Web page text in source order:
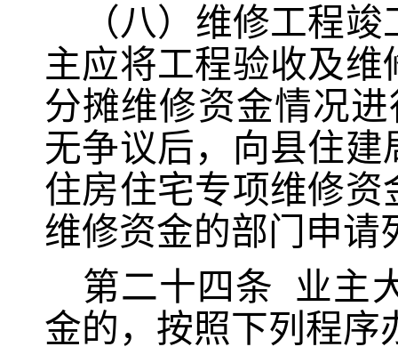
（八）维修工程
主应将工程验收及
分摊维修资金情况
无争议后，向县住
住房住宅专项维修
维修资金的部门申请
第二十四条
业主
金的，按照下列程序